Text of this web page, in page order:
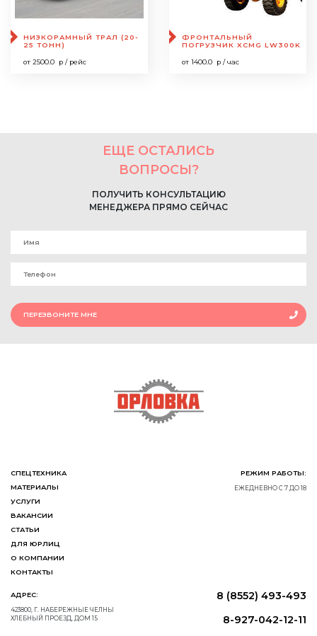
НИЗКОРАМНЫЙ ТРАЛ (20-
25 ТОНН)
от 2500.0 р / рейс
ФРОНТАЛЬНЫЙ
ПОГРУЗЧИК XCMG LW300K
от 1400.0 р / час
ЕЩЕ ОСТАЛИСЬ
ВОПРОСЫ?
ПОЛУЧИТЬ КОНСУЛЬТАЦИЮ
МЕНЕДЖЕРА ПРЯМО СЕЙЧАС
ПЕРЕЗВОНИТЕ МНЕ
СПЕЦТЕХНИКА
МАТЕРИАЛЫ
УСЛУГИ
ВАКАНСИИ
СТАТЬИ
ДЛЯ ЮРЛИЦ
О КОМПАНИИ
КОНТАКТЫ
РЕЖИМ РАБОТЫ:
ЕЖЕДНЕВНО С 7 ДО 18
АДРЕС:
423800, Г. НАБЕРЕЖНЫЕ ЧЕЛНЫ
ХЛЕБНЫЙ ПРОЕЗД, ДОМ 15
8 (8552) 493-493
8-927-042-12-11